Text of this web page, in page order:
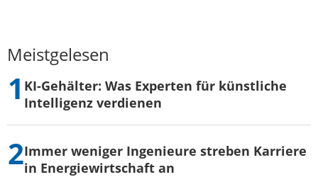
Meistgelesen
KI-Gehälter: Was Experten für künstliche
Intelligenz verdienen
Immer weniger Ingenieure streben Karriere
in Energiewirtschaft an